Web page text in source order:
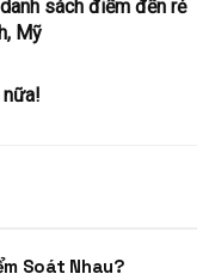
sách điểm đến rẻ
Mỹ
Soát Nhau?